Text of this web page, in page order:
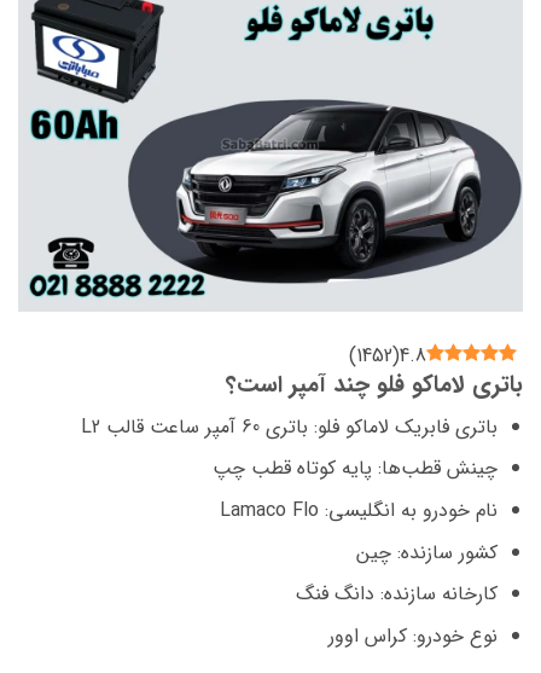
4.8
(
1452
)
باتری لاماکو فلو چند آمپر است؟
باتری فابریک لاماکو فلو: باتری 60 آمپر ساعت قالب L2
چینش قطب‌ها: پایه کوتاه قطب چپ
نام خودرو به انگلیسی: Lamaco Flo
کشور سازنده: چین
کارخانه سازنده: دانگ فنگ
نوع خودرو: کراس اوور